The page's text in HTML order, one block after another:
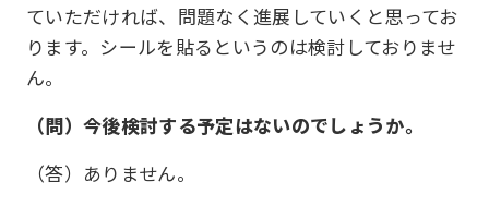
ていただければ、問題なく進展していくと思ってお
ります。シールを貼るというのは検討しておりませ
ん。
（問）今後検討する予定はないのでしょうか。
（答）ありません。